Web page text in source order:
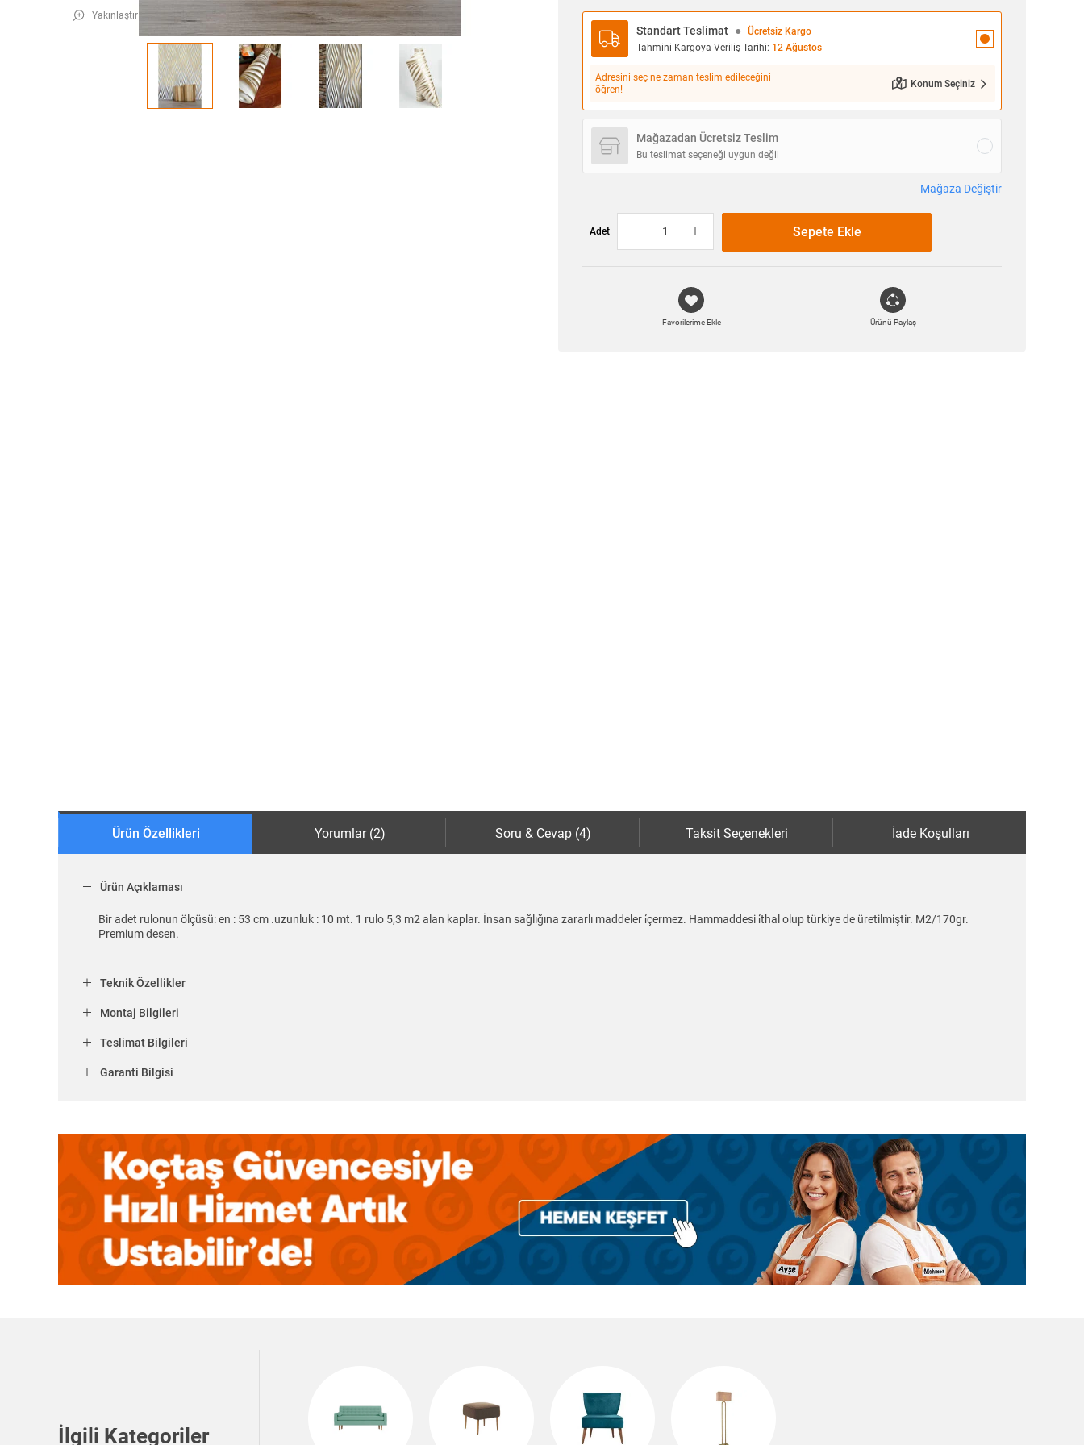
Yakınlaştır
Standart Teslimat ●
Ücretsiz Kargo
Tahmini Kargoya Veriliş Tarihi: 12 Ağustos
Adresini seç ne zaman teslim edileceğini
öğren!
Konum Seçiniz
Mağazadan Ücretsiz Teslim
Bu teslimat seçeneği uygun değil
Mağaza Değiştir
Adet Sepete Ekle
Favorilerime Ekle Ürünü Paylaş
Ürün Özellikleri Yorumlar (2) Soru & Cevap (4) Taksit Seçenekleri İade Koşulları
Ürün Açıklaması
Bir adet rulonun ölçüsü: en : 53 cm .uzunluk : 10 mt. 1 rulo 5,3 m2 alan kaplar. İnsan sağlığına zararlı maddeler i̇çermez. Hammaddesi i̇thal olup türkiye de üretilmiştir. M2/170gr.
Premium desen.
Teknik Özellikler
Montaj Bilgileri
Teslimat Bilgileri
Garanti Bilgisi
İlgili Kategoriler